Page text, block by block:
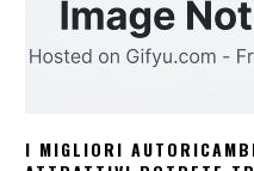
I MIGLIORI